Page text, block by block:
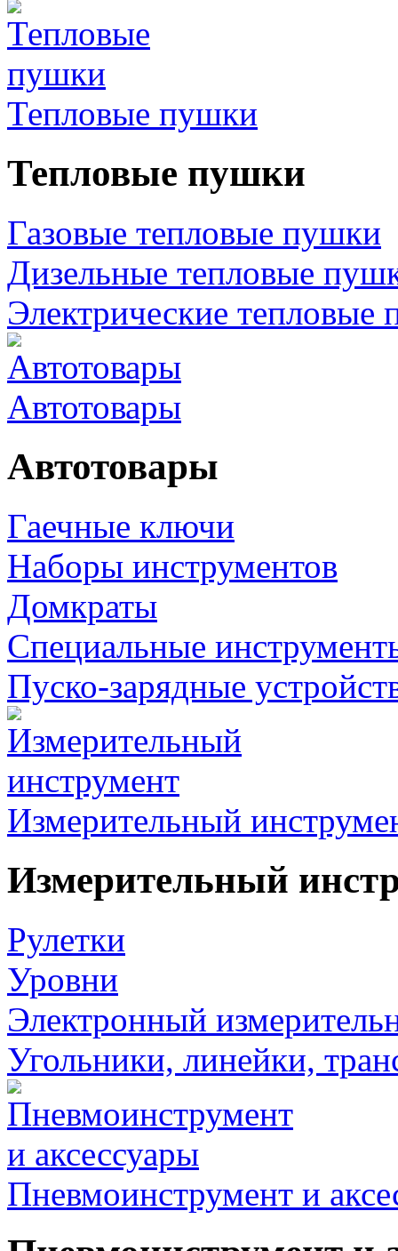
Тепловые пушки
Тепловые пушки
Газовые тепловые пушки
Дизельные тепловые
Электрические тепловые
Автотовары
Автотовары
Гаечные ключи
Наборы инструментов
Домкраты
Специальные
Пуско-зарядные
Измерительный
Измерительный
Рулетки
Уровни
Электронный
Угольники, линейки,
Пневмоинструмент и